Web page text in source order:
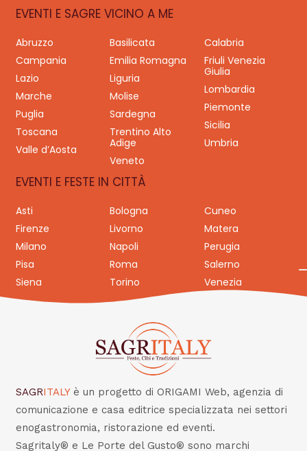
EVENTI E SAGRE VICINO A ME
Abruzzo Basilicata
Calabria
Campania
Emilia Romagna
Friuli Venezia
Giulia
Lazio
Liguria
Lombardia
Marche
Molise
Piemonte
Puglia
Sardegna
Sicilia
Toscana
Trentino Alto
Adige
Umbria
Valle d’Aosta
Veneto
EVENTI E FESTE IN CITTÀ
Asti Bologna
Cuneo
Firenze
Livorno
Matera
Milano
Napoli
Perugia
Pisa
Roma
Salerno
Siena
Torino Venezia
SAGRITALY è un progetto di ORIGAMI Web, agenzia di
comunicazione e casa editrice specializzata nei settori
enogastronomia, ristorazione ed eventi.
Sagritaly® e Le Porte del Gusto® sono marchi